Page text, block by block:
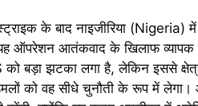
के बाद नाइजीरिया (Nigeria)
ऑपरेशन आतंकवाद के खिलाफ व्यापक
को बड़ा झटका लगा है, लेकिन इससे
को वह सीधे चुनौती के रूप में